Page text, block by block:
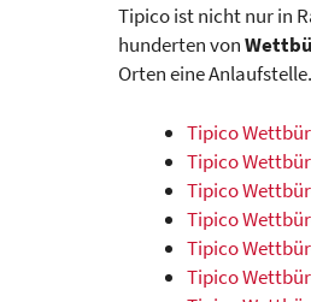
Tipico ist nicht nur in
hunderten von
Orten eine
Tipico
Tipico
Tipico
Tipico
Tipico
Tipico